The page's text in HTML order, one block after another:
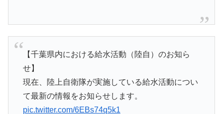
【千葉県内における給水活動（陸自）のお知ら
せ】
現在、陸上自衛隊が実施している給水活動につい
て最新の情報をお知らせします。
pic.twitter.com/6EBs74q5k1